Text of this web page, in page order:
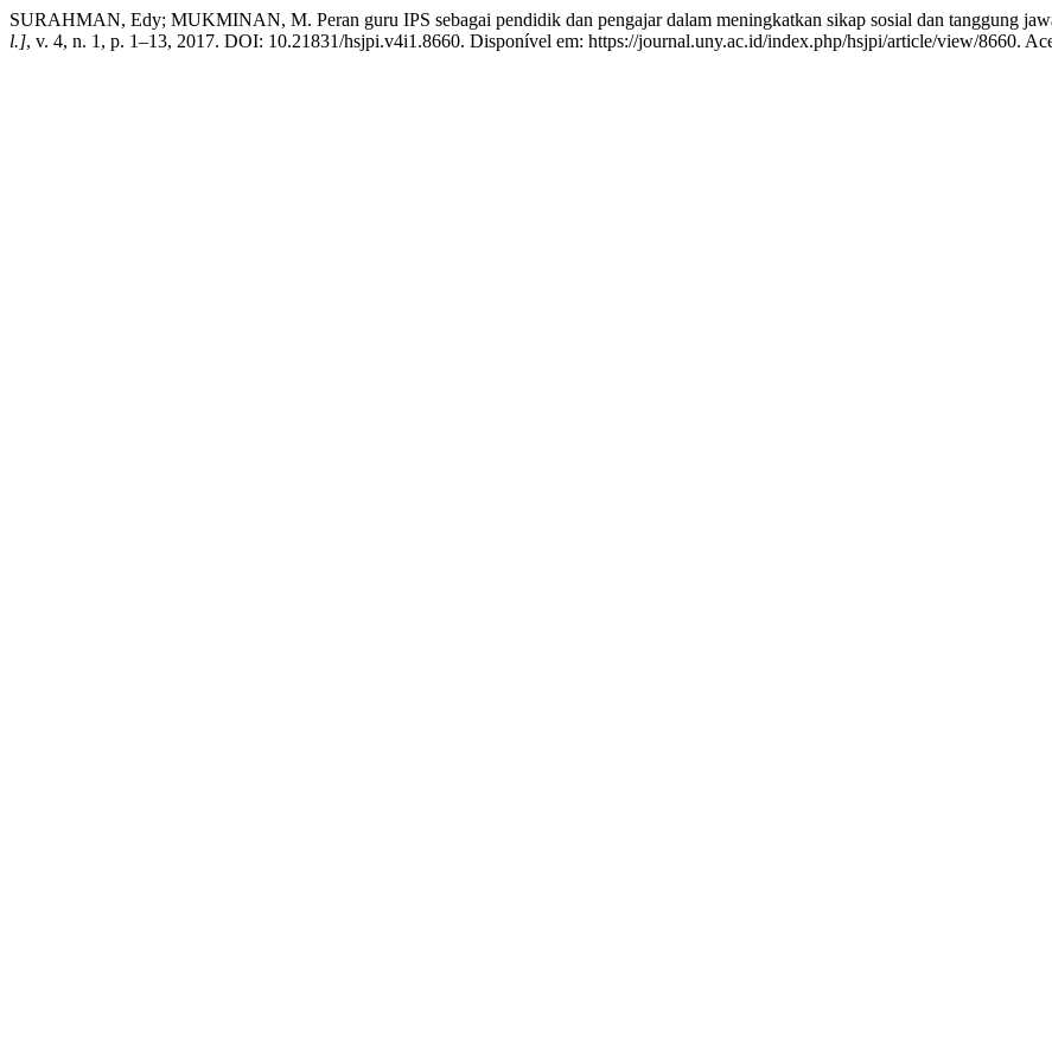
SURAHMAN, Edy; MUKMINAN, M. Peran guru IPS sebagai pendidik dan pengajar dalam meningkatkan sikap sosial dan tanggung
l.], v. 4, n. 1, p. 1–13, 2017. DOI: 10.21831/hsjpi.v4i1.8660. Disponível em: https://journal.uny.ac.id/index.php/hsjpi/article/view/8660.